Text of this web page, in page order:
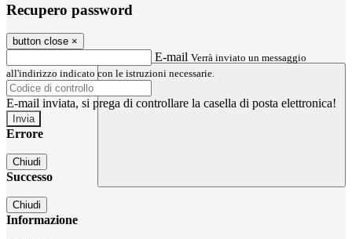
Recupero password
button close ×
E-mail Verrà inviato un messaggio
all'indirizzo indicato con le istruzioni necessarie.
E-mail inviata, si prega di controllare la casella di posta elettronica!
Errore
Chiudi
Successo
Chiudi
Informazione